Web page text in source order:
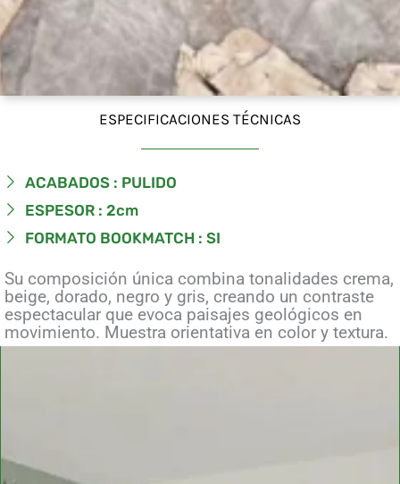
ESPECIFICACIONES TÉCNICAS
ACABADOS : PULIDO
ESPESOR : 2cm
FORMATO BOOKMATCH : SI
Su composición única combina tonalidades crema,
beige, dorado, negro y gris, creando un contraste
espectacular que evoca paisajes geológicos en
movimiento. Muestra orientativa en color y textura.